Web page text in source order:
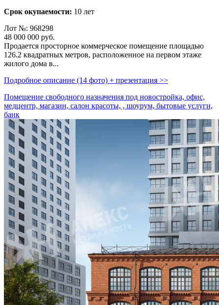
Срок окупаемости: 10 лет
Лот №: 968298
48 000 000 руб.
Продается просторное коммерческое помещение площадью
126.2 квадратных метров,­ расположенное на первом этаже
жилого дома в...
Подробное описание (14 фото) + презентация >>
Помещение свободного назначения под новостройка, офис,
медцентр, магазин, салон красоты, , шоурум, бытовые услуги,
банк